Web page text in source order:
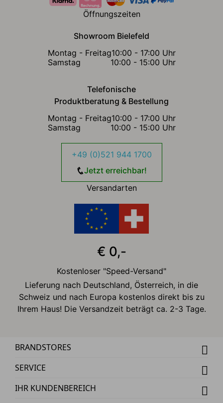
Öffnungszeiten
Showroom Bielefeld
Montag - Freitag10:00 - 17:00 Uhr
Samstag
10:00 - 15:00 Uhr
Telefonische
Produktberatung & Bestellung
Montag - Freitag10:00 - 17:00 Uhr
Samstag
10:00 - 15:00 Uhr
+49 (0)521 944 1700
Jetzt erreichbar!
Versandarten
€ 0,-
Kostenloser "Speed-Versand"
Lieferung nach Deutschland, Österreich, in die
Schweiz und nach Europa kostenlos direkt bis zu
Ihrem Haus! Die Versandzeit beträgt ca. 2-3 Tage.
BRANDSTORES
SERVICE
IHR KUNDENBEREICH